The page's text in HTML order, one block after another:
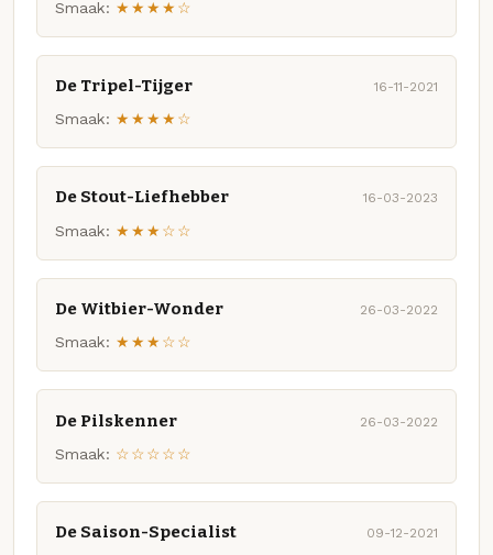
Smaak: ★★★★☆
De Tripel-Tijger 16-11-2021
Smaak: ★★★★☆
De Stout-Liefhebber 16-03-2023
Smaak: ★★★☆☆
De Witbier-Wonder 26-03-2022
Smaak: ★★★☆☆
De Pilskenner 26-03-2022
Smaak: ☆☆☆☆☆
De Saison-Specialist 09-12-2021